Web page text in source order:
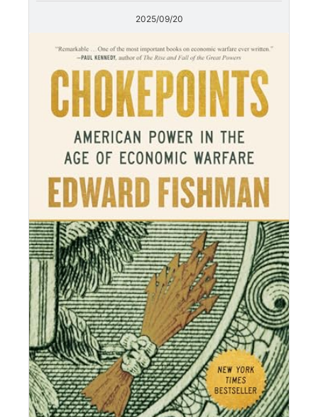
2025/09/20